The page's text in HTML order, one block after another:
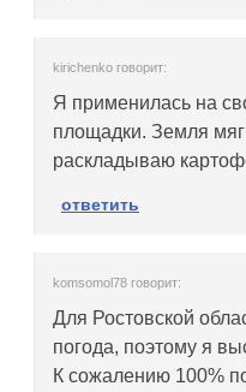
kirichenko говорит:
Я применилась на
площадки. Земля
раскладываю
ответить
komsomol78 говорит:
Для Ростовской
погода, поэтому я
К сожалению 100%